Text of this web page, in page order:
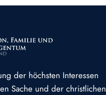
der höchsten Interessen
Sache und der christlichen